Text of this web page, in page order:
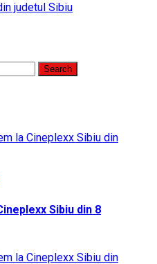
judetul Sibiu
Sibiu din 8